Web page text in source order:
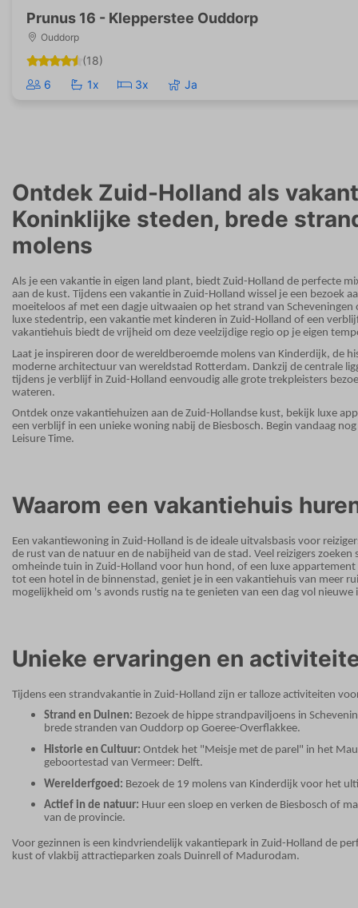
Prunus 16 - Klepperstee Ouddorp
Ouddorp
(18)
6
1x 3x Ja
Ontdek Zuid-Holland als
Koninklijke steden, brede
molens
Als je een vakantie in eigen land plant, biedt Zuid-Holland de perfecte
aan de kust. Tijdens een vakantie in Zuid-Holland wissel je een bezoek
moeiteloos af met een dagje uitwaaien op het strand van
luxe stedentrip, een vakantie met kinderen in Zuid-Holland of een
vakantiehuis biedt de vrijheid om deze veelzijdige regio op je eigen
Laat je inspireren door de wereldberoemde molens van Kinderdijk, de
moderne architectuur van wereldstad Rotterdam. Dankzij de centrale
tijdens je verblijf in Zuid-Holland eenvoudig alle grote trekpleisters
wateren.
Ontdek onze vakantiehuizen aan de Zuid-Hollandse kust, bekijk luxe
een verblijf in een unieke woning nabij de Biesbosch. Begin vandaag
Leisure Time.
Waarom een vakantiehuis
Een vakantiewoning in Zuid-Holland is de ideale uitvalsbasis voor
de rust van de natuur en de nabijheid van de stad. Veel reizigers
omheinde tuin in Zuid-Holland voor hun hond, of een luxe appartement
tot een hotel in de binnenstad, geniet je in een vakantiehuis van meer
mogelijkheid om 's avonds rustig na te genieten van een dag vol nieuwe
Unieke ervaringen en
Tijdens een strandvakantie in Zuid-Holland zijn er talloze activiteiten
Strand en Duinen: Bezoek de hippe strandpaviljoens in
brede stranden van Ouddorp op Goeree-Overflakkee.
Historie en Cultuur: Ontdek het "Meisje met de parel" in het
geboortestad van Vermeer: Delft.
Werelderfgoed: Bezoek de 19 molens van Kinderdijk voor het
Actief in de natuur: Huur een sloep en verken de Biesbosch of
van de provincie.
Voor gezinnen is een kindvriendelijk vakantiepark in Zuid-Holland de
kust of vlakbij attractieparken zoals Duinrell of Madurodam.